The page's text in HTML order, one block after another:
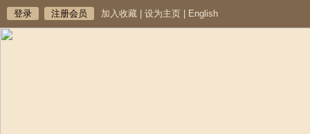
登录 注册会员 加入收藏 设为主页 English